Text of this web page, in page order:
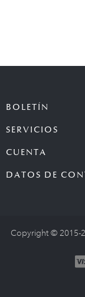
BOLETÍN
SERVICIOS
CUENTA
DATOS DE
Copyright © 2015-